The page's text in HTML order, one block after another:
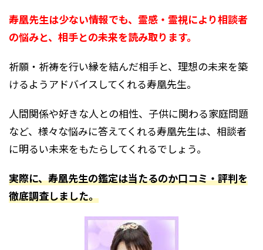
寿凰先生は少ない情報でも、霊感・霊視により相談者
の悩みと、相手との未来を読み取ります。
祈願・祈祷を行い縁を結んだ相手と、理想の未来を築
けるようアドバイスしてくれる寿凰先生。
人間関係や好きな人との相性、子供に関わる家庭問題
など、様々な悩みに答えてくれる寿凰先生は、相談者
に明るい未来をもたらしてくれるでしょう。
実際に、寿凰先生の鑑定は当たるのか口コミ・評判を
徹底調査しました。